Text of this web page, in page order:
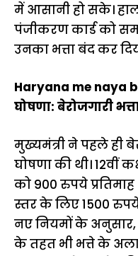
में आसानी हो सके।
पंजीकरण कार्ड को
उनका भत्ता बंद कर
Haryana me naya
घोषणा: बेरोजगारी
मुख्यमंत्री ने पहले ही
घोषणा की थी। 12वीं
को 900 रुपये
स्तर के लिए 1500 रुपये
नए नियमों के अनुसार,
के तहत भी भत्ते के